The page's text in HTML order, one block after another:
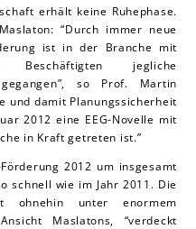
erhält keine Ruhephase.
la ton: “Durch immer neue
ist in der Branche mit
jegliche
so Prof. Martin
und damit Planungssicherheit
2012 eine EEG-Novelle mit
in Kraft getreten ist.”
2012 um insgesamt
schnell wie im Jahr 2011. Die
ohnehin unter enormem
Mas la tons, “verdeckt